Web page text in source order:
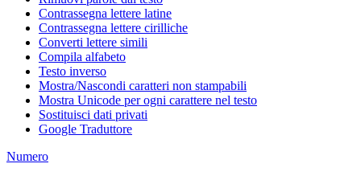
Contrassegna lettere latine
Contrassegna lettere cirilliche
Converti lettere simili
Compila alfabeto
Testo inverso
Mostra/Nascondi caratteri non stampabili
Mostra Unicode per ogni carattere nel testo
Sostituisci dati privati
Google Traduttore
Numero